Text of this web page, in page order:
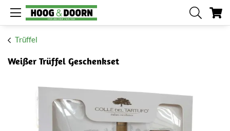
Trüffel
Weißer Trüffel Geschenkset